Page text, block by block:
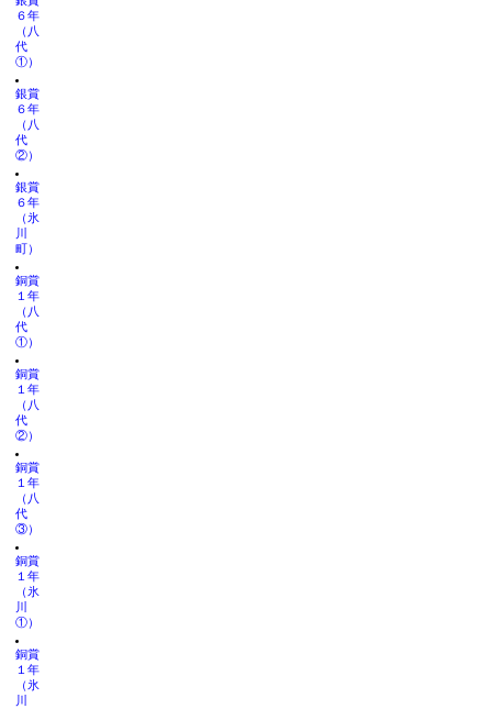
６年
（八
代
①）
銀賞
６年
（八
代
②）
銀賞
６年
（氷
川
町）
銅賞
１年
（八
代
①）
銅賞
１年
（八
代
②）
銅賞
１年
（八
代
③）
銅賞
１年
（氷
川
①）
銅賞
１年
（氷
川